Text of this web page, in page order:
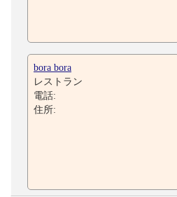
bora bora
レストラン
電話:
住所: